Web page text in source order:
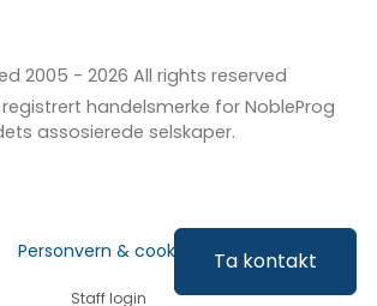
Ta kontakt
2005 - 2026 All rights reserved
handelsmerke for NobleProg
assosierede selskaper.
Personvern & cookies
Staff login